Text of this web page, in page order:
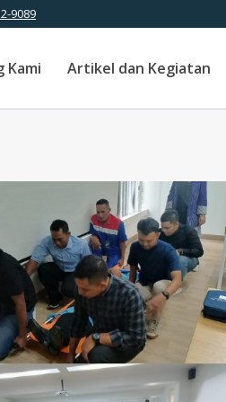
9089
Kami Artikel dan Kegiatan